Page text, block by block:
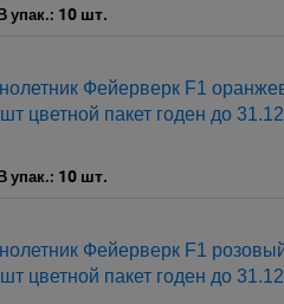
упак.: 10 шт.
Фейерверк F1
цветной пакет годен до
упак.: 10 шт.
Фейерверк F1
цветной пакет годен до